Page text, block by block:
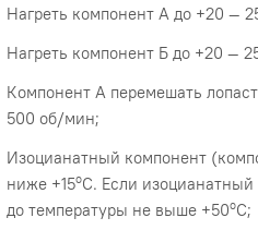
Нагреть компонент А до +20 —
Нагреть компонент Б до +20 —
Компонент А перемешать
500 об/мин;
Изоцианатный компонент
ниже +15оС. Если изоцианатный
до температуры не выше +50оС;